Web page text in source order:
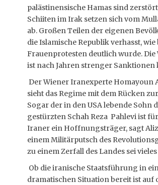
palästinensische Hamas sind
Schiiten im Irak setzen sich vom
ab. Großen Teilen der eigenen
die Islamische Republik verhasst, wie
Frauenprotesten deutlich wurde.
ist nach Jahren strenger Sanktionen
Der Wiener Iranexperte Homayoun
sieht das Regime mit dem Rücken
Sogar der in den USA lebende Sohn
gestürzten Schah Reza Pahlevi ist
Iraner ein Hoffnungsträger, sagt
einem Militärputsch des
zu einem Zerfall des Landes sei
Ob die iranische Staatsführung in
dramatischen Situation bereit ist auf